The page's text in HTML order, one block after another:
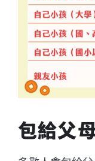
包給父